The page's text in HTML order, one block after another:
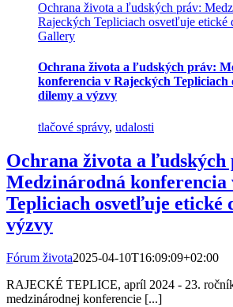
Ochrana života a ľudských práv:
Rajeckých Tepliciach osvetľuje etické
Gallery
Ochrana života a ľudských práv:
konferencia v Rajeckých Tepliciach
dilemy a výzvy
tlačové správy, udalosti
Ochrana života a ľudských
Medzinárodná konferencia
Tepliciach osvetľuje etické
výzvy
Fórum života2025-04-10T16:09:09+02:00
RAJECKÉ TEPLICE, apríl 2024 - 23.
medzinárodnej konferencie [...]